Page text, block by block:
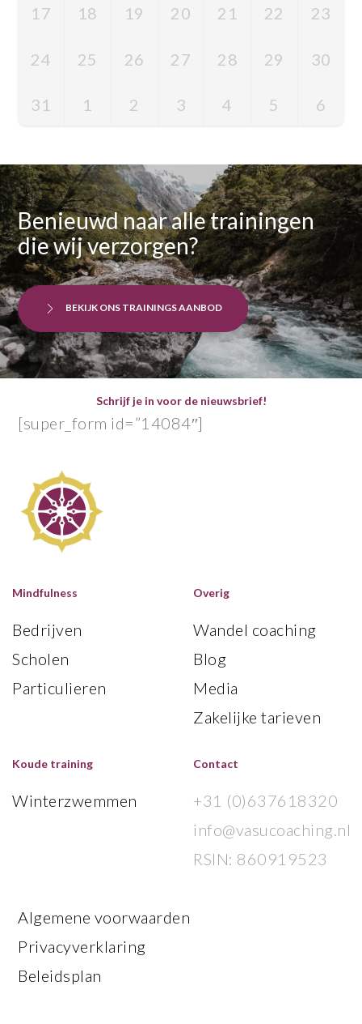
17 18 19 20 21 22 23
24 25 26 27 28 29 30
31 1 2 3 4 5 6
Benieuwd naar alle trainingen
die wij verzorgen?
BEKIJK ONS TRAININGS AANBOD
Schrijf je in voor de nieuwsbrief!
[super_form id=”14084″]
Mindfulness
Bedrijven
Scholen
Particulieren
Overig
Wandel coaching
Blog
Media
Zakelijke tarieven
Koude training
Winterzwemmen
Contact
+31 (0)637618320
info@vasucoaching.nl
RSIN: 860919523
Algemene voorwaarden
Privacyverklaring
Beleidsplan